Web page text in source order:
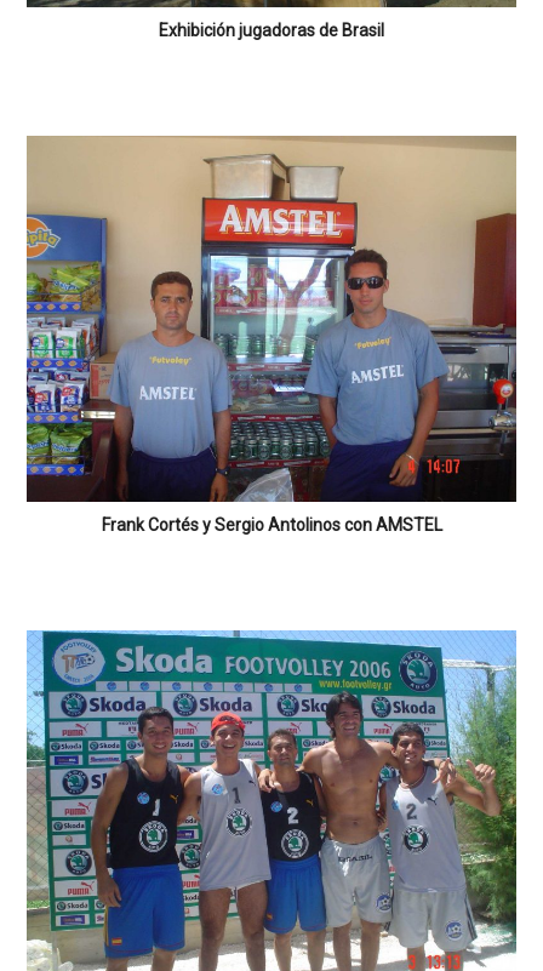
Exhibición jugadoras de Brasil
Frank Cortés y Sergio Antolinos con AMSTEL